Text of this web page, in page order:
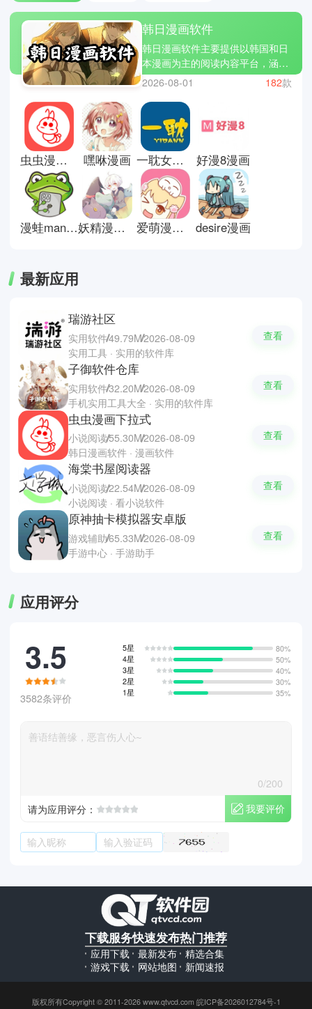
韩日漫画软件
韩日漫画软件主要提供以韩国和日
本漫画为主的阅读内容平台，涵盖
恋爱、冒险、热血、悬疑等多种题
材，满足不同读者的兴趣需求。用
户可以通过手机随时在线阅读，也
可以收藏喜欢的作品进行追更。相
比传统纸质漫画，这类软件更新更
快，内容获取也更方便，适合碎片
时间阅读。部分平台还会根据阅读
习惯进行推荐，让用户更容易发现
相似风格的作品，整体体验偏向轻
松阅读与兴趣延伸。这里有些韩日
漫画软件推荐下载；皮皮漫画，
podo漫画和漫狐。
2026-08-01 182款
虫虫漫画下拉式 嘿咻漫画 一耽女孩漫画 好漫8漫画
漫蛙manwa漫画 妖精漫画下拉式漫画 爱萌漫画软件 desire漫画
最新应用
瑞游社区
实用软件49.79M2026-08-09
实用工具 · 实用的软件库
查看
子御软件仓库
实用软件32.20M2026-08-09
手机实用工具大全 · 实用的软件库
查看
虫虫漫画下拉式
小说阅读55.30M2026-08-09
韩日漫画软件 · 漫画软件
查看
海棠书屋阅读器
小说阅读22.54M2026-08-09
小说阅读 · 看小说软件
查看
原神抽卡模拟器安卓版
游戏辅助65.33M2026-08-09
手游中心 · 手游助手
查看
应用评分
3.5
3582条评价
5星
80%
4星
50%
3星
40%
2星
30%
1星
35%
0/200
请为应用评分：
我要评价
下载服务
应用下载
游戏下载
快速发布
最新发布
网站地图
热门推荐
精选合集
新闻速报
版权所有Copyright © 2011-2026 www.qtvcd.com 皖ICP备2026012784号-1